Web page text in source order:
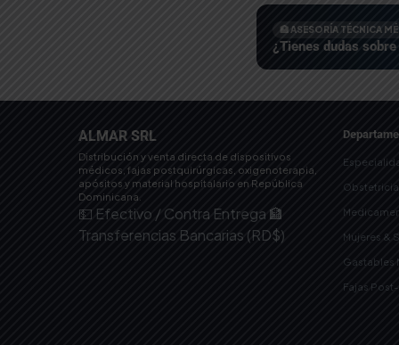
🏥 ASESORÍA TÉCNICA
¿Tienes dudas
ALMAR SRL
Distribución y venta directa de dispositivos
médicos, fajas postquirúrgicas, oxigenoterapia,
apósitos y material hospitalario en República
Dominicana.
💵 Efectivo / Contra Entrega 🏦
Transferencias Bancarias (RD$)
Mujeres &
Gastables
Fajas